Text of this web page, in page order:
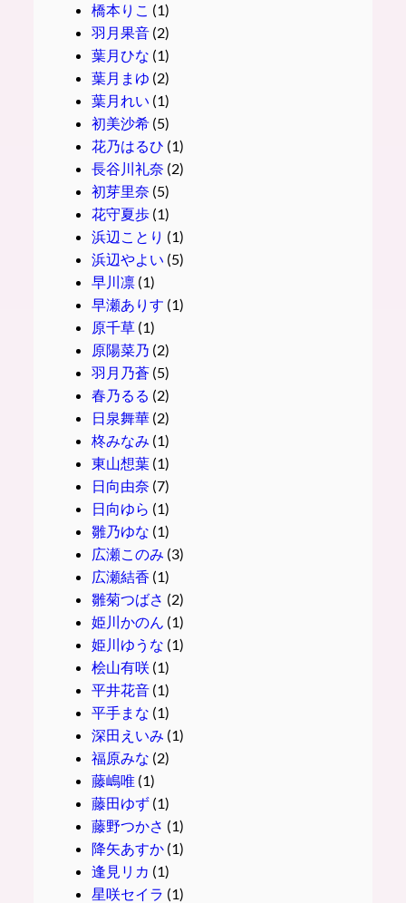
橋本りこ (1)
羽月果音(2)
葉月ひな (1)
葉月まゆ (2)
葉月れい (1)
初美沙希(5)
花乃はるひ (1)
長谷川礼奈 (2)
初芽里奈 (5)
花守夏歩(1)
浜辺ことり (1)
浜辺やよい (5)
早川凛(1)
早瀬ありす (1)
原千草(1)
原陽菜乃 (2)
羽月乃蒼(5)
春乃るる (2)
日泉舞華(2)
柊みなみ (1)
東山想葉(1)
日向由奈 (7)
日向ゆら (1)
雛乃ゆな (1)
広瀬このみ (3)
広瀬結香 (1)
雛菊つばさ (2)
姫川かのん (1)
姫川ゆうな (1)
桧山有咲(1)
平井花音(1)
平手まな (1)
深田えいみ (1)
福原みな (2)
藤嶋唯(1)
藤田ゆず(1)
藤野つかさ (1)
降矢あすか(1)
逢見リカ (1)
星咲セイラ (1)